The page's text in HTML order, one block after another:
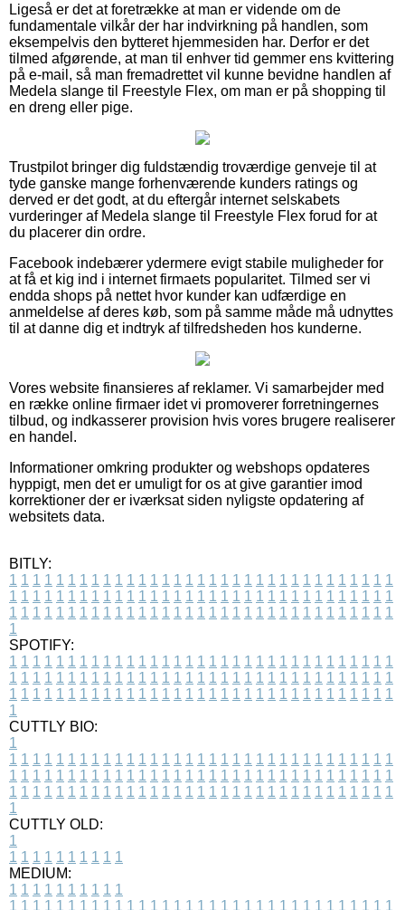
Ligeså er det at foretrække at man er vidende om de
fundamentale vilkår der har indvirkning på handlen, som
eksempelvis den bytteret hjemmesiden har. Derfor er det
tilmed afgørende, at man til enhver tid gemmer ens kvittering
på e-mail, så man fremadrettet vil kunne bevidne handlen af
Medela slange til Freestyle Flex, om man er på shopping til
en dreng eller pige.
Trustpilot bringer dig fuldstændig troværdige genveje til at
tyde ganske mange forhenværende kunders ratings og
derved er det godt, at du eftergår internet selskabets
vurderinger af Medela slange til Freestyle Flex forud for at
du placerer din ordre.
Facebook indebærer ydermere evigt stabile muligheder for
at få et kig ind i internet firmaets popularitet. Tilmed ser vi
endda shops på nettet hvor kunder kan udfærdige en
anmeldelse af deres køb, som på samme måde må udnyttes
til at danne dig et indtryk af tilfredsheden hos kunderne.
Vores website finansieres af reklamer. Vi samarbejder med
en række online firmaer idet vi promoverer forretningernes
tilbud, og indkasserer provision hvis vores brugere realiserer
en handel.
Informationer omkring produkter og webshops opdateres
hyppigt, men det er umuligt for os at give garantier imod
korrektioner der er iværksat siden nyligste opdatering af
websitets data.
BITLY:
1 1 1 1 1 1 1 1 1 1 1 1 1 1 1 1 1 1 1 1 1 1 1 1 1 1 1 1 1 1 1 1 1
1 1 1 1 1 1 1 1 1 1 1 1 1 1 1 1 1 1 1 1 1 1 1 1 1 1 1 1 1 1 1 1 1
1 1 1 1 1 1 1 1 1 1 1 1 1 1 1 1 1 1 1 1 1 1 1 1 1 1 1 1 1 1 1 1 1
1
SPOTIFY:
1 1 1 1 1 1 1 1 1 1 1 1 1 1 1 1 1 1 1 1 1 1 1 1 1 1 1 1 1 1 1 1 1
1 1 1 1 1 1 1 1 1 1 1 1 1 1 1 1 1 1 1 1 1 1 1 1 1 1 1 1 1 1 1 1 1
1 1 1 1 1 1 1 1 1 1 1 1 1 1 1 1 1 1 1 1 1 1 1 1 1 1 1 1 1 1 1 1 1
1
CUTTLY BIO:
1
1 1 1 1 1 1 1 1 1 1 1 1 1 1 1 1 1 1 1 1 1 1 1 1 1 1 1 1 1 1 1 1 1
1 1 1 1 1 1 1 1 1 1 1 1 1 1 1 1 1 1 1 1 1 1 1 1 1 1 1 1 1 1 1 1 1
1 1 1 1 1 1 1 1 1 1 1 1 1 1 1 1 1 1 1 1 1 1 1 1 1 1 1 1 1 1 1 1 1
1
CUTTLY OLD:
1
1 1 1 1 1 1 1 1 1 1
MEDIUM:
1 1 1 1 1 1 1 1 1 1
1 1 1 1 1 1 1 1 1 1 1 1 1 1 1 1 1 1 1 1 1 1 1 1 1 1 1 1 1 1 1 1 1